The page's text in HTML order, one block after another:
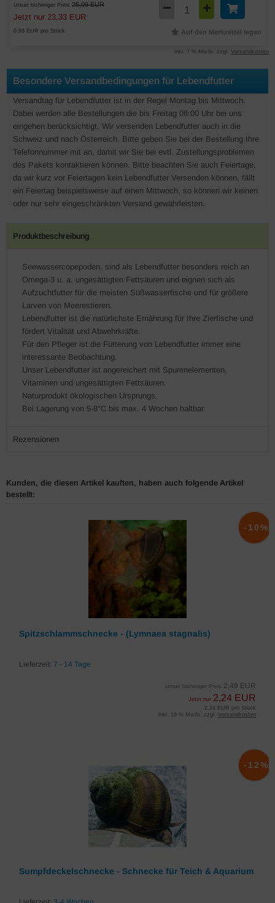
Unser bisheriger Preis 25,09 EUR
Jetzt nur 23,33 EUR
0,93 EUR pro Stück Auf den Merkzettel legen
inkl. 7 % MwSt. zzgl. Versandkosten
Besondere Versandbedingungen für Lebendfutter
Versandtag für Lebendfutter ist in der Regel Montag bis Mittwoch.
Dabei werden alle Bestellungen die bis Freitag 08:00 Uhr bei uns
eingehen berücksichtigt. Wir versenden Lebendfutter auch in die
Schweiz und nach Österreich. Bitte geben Sie bei der Bestellung Ihre
Telefonnummer mit an, damit wir Sie bei evtl. Zustellungsproblemen
des Pakets kontaktieren können. Bitte beachten Sie auch Feiertage,
da wir kurz vor Feiertagen kein Lebendfutter Versenden können, fällt
ein Feiertag beispielsweise auf einen Mittwoch, so können wir keinen
oder nur sehr eingeschränkten Versand gewährleisten.
Produktbeschreibung
Seewassercopepoden, sind als Lebendfutter besonders reich an
Omega-3 u. a. ungesättigten Fettsäuren und eignen sich als
Aufzuchtfutter für die meisten Süßwasserfische und für größere
Larven von Meerestieren.
Lebendfutter ist die natürlichste Ernährung für Ihre Zierfische und
fördert Vitalität und Abwehrkräfte.
Für den Pfleger ist die Fütterung von Lebendfutter immer eine
interessante Beobachtung.
Unser Lebendfutter ist angereichert mit Spurenelementen,
Vitaminen und ungesättigten Fettsäuren.
Naturprodukt ökologischen Ursprungs.
Bei Lagerung von 5-8°C bis max. 4 Wochen haltbar.
Rezensionen
Kunden, die diesen Artikel kauften, haben auch folgende Artikel
bestellt:
Spitzschlammschnecke - (Lymnaea stagnalis)
Lieferzeit: 7 - 14 Tage
Unser bisheriger Preis 2,49 EUR
Jetzt nur 2,24 EUR
-10%
2,24 EUR pro Stück
inkl. 19 % MwSt. zzgl. Versandkosten
Sumpfdeckelschnecke - Schnecke für Teich & Aquarium
-12%